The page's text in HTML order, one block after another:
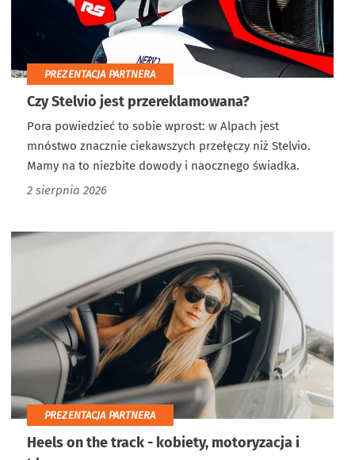
PREZENTACJA PARTNERA
Czy Stelvio jest przereklamowana?
Pora powiedzieć to sobie wprost: w Alpach jest
mnóstwo znacznie ciekawszych przełęczy niż Stelvio.
Mamy na to niezbite dowody i naocznego świadka.
2 sierpnia 2026
PREZENTACJA PARTNERA
Heels on the track - kobiety, motoryzacja i